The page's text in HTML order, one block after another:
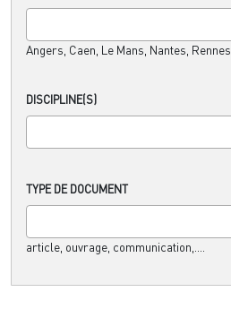
Angers, Caen, Le Mans, Nantes, Rennes
DISCIPLINE(S)
TYPE DE DOCUMENT
article, ouvrage, communication,....